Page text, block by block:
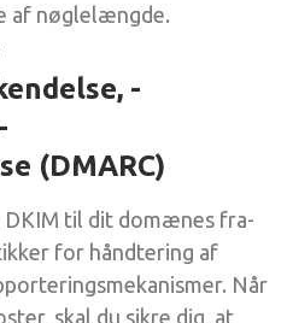
af nøglelængde.
-
(DMARC)
DKIM til dit domænes fra-
for håndtering af
Når
skal du sikre dig, at